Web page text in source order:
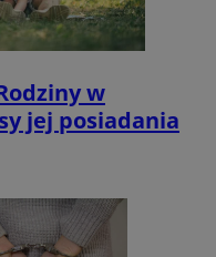
w
jej posiadania